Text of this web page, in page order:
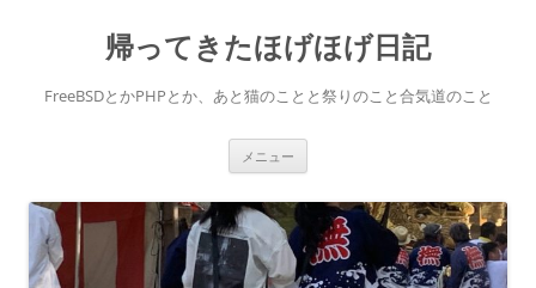
帰ってきたほげほげ日記
FreeBSDとかPHPとか、あと猫のことと祭りのこと合気道のこと
メニュー